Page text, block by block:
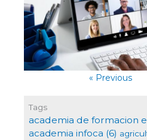
« Previous
Tags
academia de formacion
academia infoca (6)